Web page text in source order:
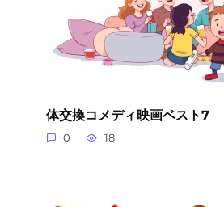
体交換コメディ映画ベスト7
0 18